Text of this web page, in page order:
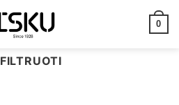
0
FILTRUOTI